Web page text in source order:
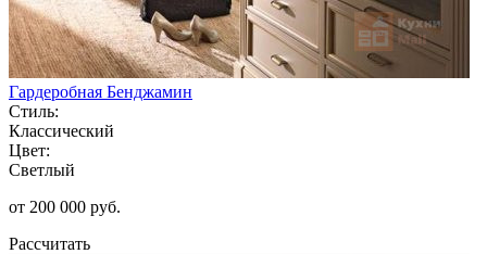
Гардеробная Бенджамин
Стиль:
Классический
Цвет:
Светлый
от 200 000 руб.
Рассчитать